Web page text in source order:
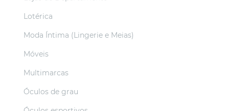
Lotérica
Moda Íntima (Lingerie e Meias)
Móveis
Multimarcas
Óculos de grau